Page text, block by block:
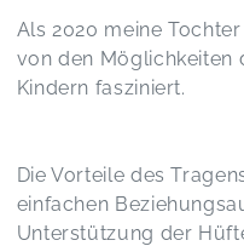
Als 2020 meine
von den Möglichkeiten
Kindern fasziniert.
Die Vorteile des
einfachen
Unterstützung der